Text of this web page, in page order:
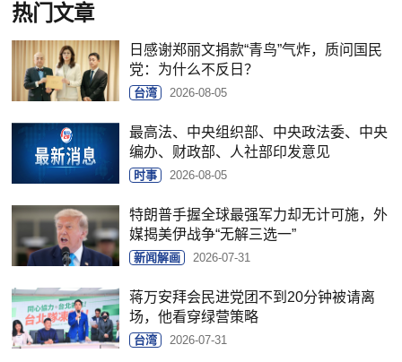
热门文章
日感谢郑丽文捐款“青鸟”气炸，质问国民
党：为什么不反日？
台湾 2026-08-05
最高法、中央组织部、中央政法委、中央
编办、财政部、人社部印发意见
时事 2026-08-05
特朗普手握全球最强军力却无计可施，外
媒揭美伊战争“无解三选一”
新闻解画 2026-07-31
蒋万安拜会民进党团不到20分钟被请离
场，他看穿绿营策略
台湾 2026-07-31